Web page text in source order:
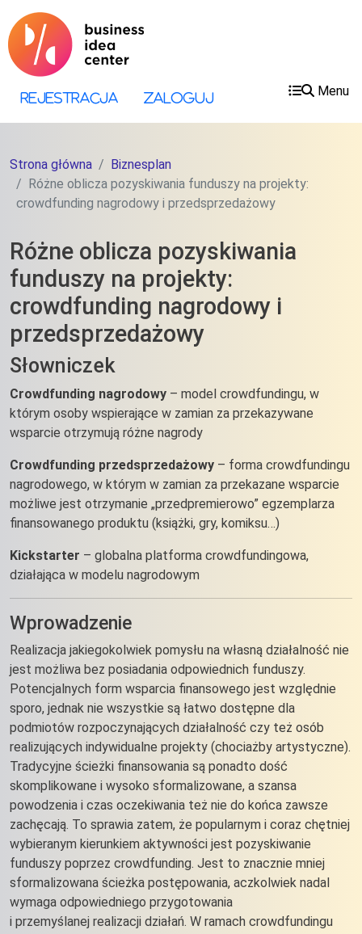
Menu konta użytkownika
Rejestracja Zaloguj Menu
Strona główna
Biznesplan
Różne oblicza pozyskiwania funduszy na projekty:
crowdfunding nagrodowy i przedsprzedażowy
Różne oblicza pozyskiwania
funduszy na projekty:
crowdfunding nagrodowy i
przedsprzedażowy
Słowniczek
Crowdfunding nagrodowy – model crowdfundingu, w
którym osoby wspierające w zamian za przekazywane
wsparcie otrzymują różne nagrody
Crowdfunding przedsprzedażowy – forma crowdfundingu
nagrodowego, w którym w zamian za przekazane wsparcie
możliwe jest otrzymanie „przedpremierowo” egzemplarza
finansowanego produktu (książki, gry, komiksu…)
Kickstarter – globalna platforma crowdfundingowa,
działająca w modelu nagrodowym
Wprowadzenie
Realizacja jakiegokolwiek pomysłu na własną działalność nie
jest możliwa bez posiadania odpowiednich funduszy.
Potencjalnych form wsparcia finansowego jest względnie
sporo, jednak nie wszystkie są łatwo dostępne dla
podmiotów rozpoczynających działalność czy też osób
realizujących indywidualne projekty (chociażby artystyczne).
Tradycyjne ścieżki finansowania są ponadto dość
skomplikowane i wysoko sformalizowane, a szansa
powodzenia i czas oczekiwania też nie do końca zawsze
zachęcają. To sprawia zatem, że popularnym i coraz chętniej
wybieranym kierunkiem aktywności jest pozyskiwanie
funduszy poprzez crowdfunding. Jest to znacznie mniej
sformalizowana ścieżka postępowania, aczkolwiek nadal
wymaga odpowiedniego przygotowania
i przemyślanej realizacji działań. W ramach crowdfundingu